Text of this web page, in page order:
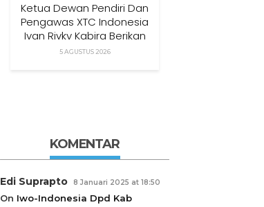
Ketua Dewan Pendiri Dan
Pengawas XTC Indonesia
Ivan Rivky Kabira Berikan
Peryataan Sikap Terkait
5 AGUSTUS 2026
KOMENTAR
Edi Suprapto 8 Januari 2025 at 18:50
On Iwo-Indonesia Dpd Kab